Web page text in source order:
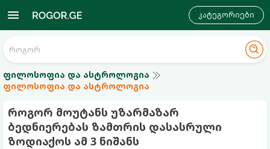
კატეგორიები
ფილოსოფია და ასტროლოგია
ფილოსოფია და ასტროლოგია
როგორ მოუტანს უზარმაზარ
ბედნიერებას ზამთრის დასასრული
ზოდიაქოს ამ 3 ნიშანს